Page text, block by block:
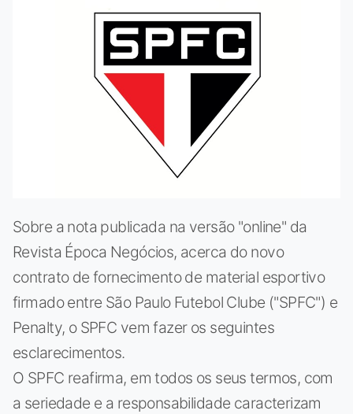
Sobre a nota publicada na versão "online" da
Revista Época Negócios, acerca do novo
contrato de fornecimento de material esportivo
firmado entre São Paulo Futebol Clube ("SPFC") e
Penalty, o SPFC vem fazer os seguintes
esclarecimentos.
O SPFC reafirma, em todos os seus termos, com
a seriedade e a responsabilidade caracterizam